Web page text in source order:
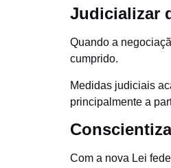
Judicializar
Quando a
cumprido.
Medidas judiciais
principalmente a
Com a nova Lei